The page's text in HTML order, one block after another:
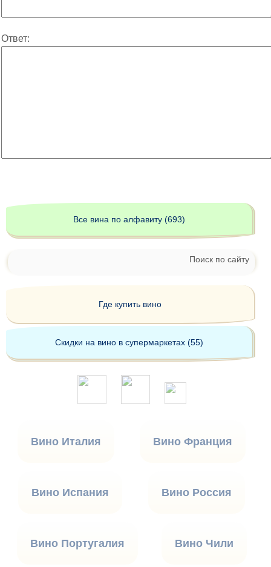
Ответ:
Все вина по алфавиту (693)
Поиск по сайту
Где купить вино
Скидки на вино в супермаркетах (55)
Вино Италия Вино Франция
Вино Испания Вино Россия
Вино Португалия Вино Чили